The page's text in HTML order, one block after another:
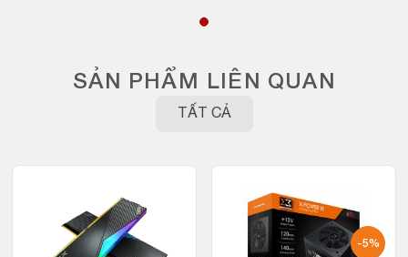
SẢN PHẨM LIÊN QUAN
TẤT CẢ
-5%